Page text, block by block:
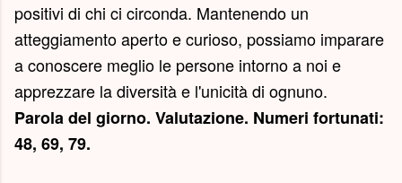
positivi di chi ci circonda. Mantenendo un
atteggiamento aperto e curioso, possiamo imparare
a conoscere meglio le persone intorno a noi e
apprezzare la diversità e l'unicità di ognuno.
Parola del giorno. Valutazione. Numeri fortunati:
48, 69, 79.